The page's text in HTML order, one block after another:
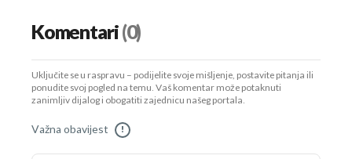
Komentari(0)
Uključite se u raspravu – podijelite svoje mišljenje, postavite pitanja ili
ponudite svoj pogled na temu. Vaš komentar može potaknuti
zanimljiv dijalog i obogatiti zajednicu našeg portala.
Važna obavijest !